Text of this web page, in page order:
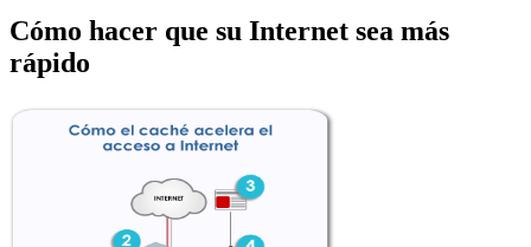
Cómo hacer que su Internet sea más
rápido